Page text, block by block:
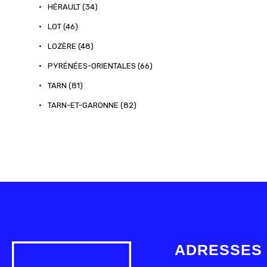
• HÉRAULT (34)
• LOT (46)
• LOZÈRE (48)
• PYRÉNÉES-ORIENTALES (66)
• TARN (81)
• TARN-ET-GARONNE (82)
ADRESSES